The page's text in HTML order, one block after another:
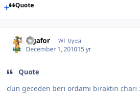
Quote
Ligafor WT Uyesi
December 1, 201015 yr
Quote
dün geceden beri ordamı bıraktın charı